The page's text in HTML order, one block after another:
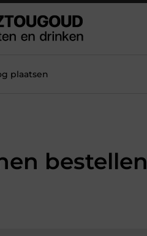
plaatsen
bestellen